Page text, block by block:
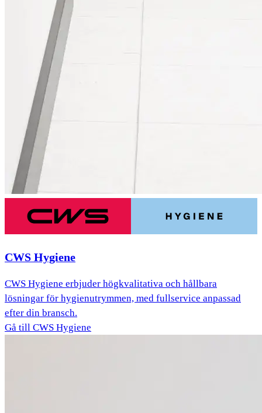
CWS Hygiene
CWS Hygiene erbjuder högkvalitativa och hållbara
lösningar för hygienutrymmen, med fullservice anpassad
efter din bransch.
Gå till CWS Hygiene